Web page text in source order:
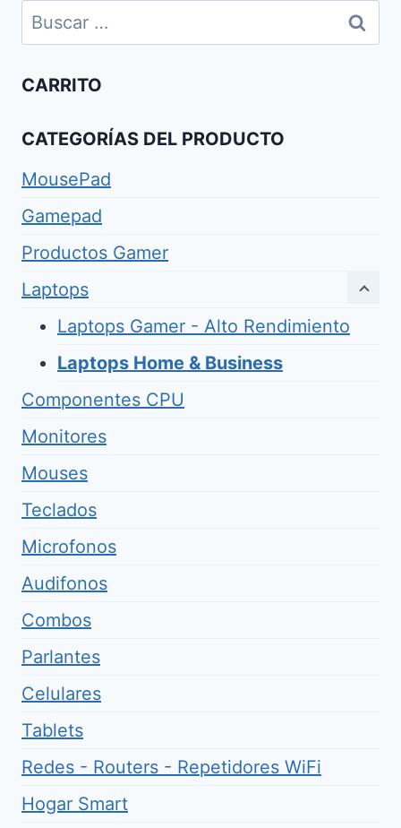
hasta
Buscar:
CARRITO
CATEGORÍAS DEL PRODUCTO
MousePad
Gamepad
Productos Gamer
Laptops
Laptops Gamer - Alto Rendimiento
Laptops Home & Business
Componentes CPU
Monitores
Mouses
Teclados
Microfonos
Audifonos
Combos
Parlantes
Celulares
Tablets
Redes - Routers - Repetidores WiFi
Hogar Smart